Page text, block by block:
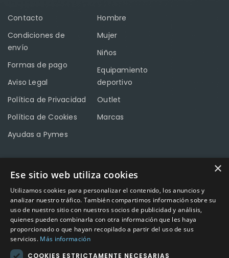
Contacto
Condiciones de
envío
Formas de pago
Aviso Legal
Política de Privacidad
Política de Cookies
Ayudas a Pymes
Hombre
Mujer
Niños
Equipamiento
deportivo
Outlet
Marcas
CONTACTO
Calle Méndez Núñez nº3 – Fuente Palmera 14120 Córdoba
Teléfono957 04 96 57
Emailinfo@factory-sport.es
×
Ese sitio web utiliza cookies
Utilizamos cookies para personalizar el contenido, los anuncios y
analizar nuestro tráfico. También compartimos información sobre su
uso de nuestro sitio con nuestros socios de publicidad y análisis,
quienes pueden combinarla con otra información que les haya
proporcionado o que hayan recopilado a partir del uso de sus
servicios. Más información
COOKIES ESTRICTAMENTE NECESARIAS